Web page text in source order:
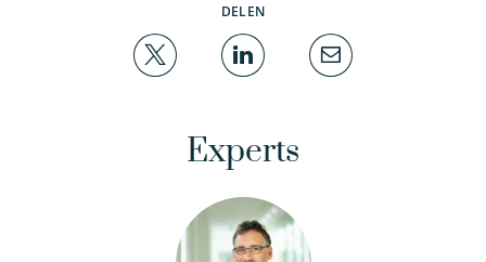
DELEN
Experts